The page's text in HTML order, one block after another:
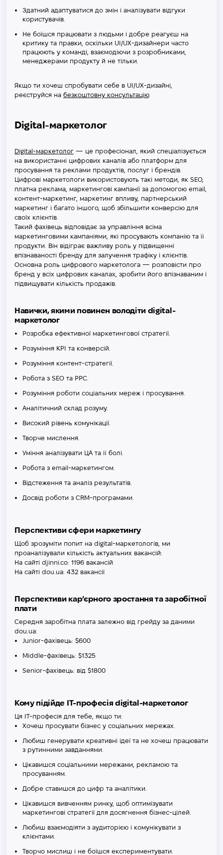
Здатний адаптуватися до змін і аналізувати відгуки
користувачів.
Не боїшся працювати з людьми і добре реагуєш на
критику та правки, оскільки UI/UX-дизайнери часто
працюють у команді, взаємодіючи з розробниками,
менеджерами продукту й не тільки.
Якщо ти хочеш спробувати себе в UI/UX-дизайні,
реєструйся на безкоштовну консультацію.
Digital-маркетолог
Digital-маркетолог — це професіонал, який спеціалізується
на використанні цифрових каналів або платформ для
просування та реклами продуктів, послуг і брендів.
Цифрові маркетологи використовують такі методи, як SEO,
платна реклама, маркетингові кампанії за допомогою email,
контент-маркетинг, маркетинг впливу, партнерський
маркетинг і багато іншого, щоб збільшити конверсію для
своїх клієнтів.
Такий фахівець відповідає за управління всіма
маркетинговими кампаніями, які просувають компанію та її
продукти. Він відіграє важливу роль у підвищенні
впізнаваності бренду для залучення трафіку і клієнтів.
Основна роль цифрового маркетолога — розповісти про
бренд у всіх цифрових каналах, зробити його впізнаваним і
підвищувати кількість продажів.
Навички, якими повинен володіти digital-
маркетолог
Розробка ефективної маркетингової стратегії.
Розуміння KPI та конверсій.
Розуміння контент-стратегії.
Робота з SEO та PPC.
Розуміння роботи соціальних мереж і просування.
Аналітичний склад розуму.
Високий рівень комунікації.
Творче мислення.
Уміння аналізувати ЦА та її болі.
Робота з email-маркетингом.
Відстеження та аналіз результатів.
Досвід роботи з CRM-програмами.
Перспективи сфери маркетингу
Щоб зрозуміти попит на digital-маркетологів, ми
проаналізували кількість актуальних вакансій:
На сайті djinni.co: 1196 вакансій
На сайті dou.ua: 432 вакансії
Перспективи кар’єрного зростання та заробітної
плати
Середня заробітна плата залежно від грейду за даними
dou.ua:
Junior-фахівець: $600
Middle-фахівець: $1325
Senior-фахівець: від $1800
Кому підійде IT-професія digital-маркетолог
Ця IT-професія для тебе, якщо ти:
Хочеш просувати бізнес у соціальних мережах.
Любиш генерувати креативні ідеї та не хочеш працювати
з рутинними завданнями.
Цікавишся соціальними мережами, рекламою та
просуванням.
Добре ставишся до цифр та аналітики.
Цікавишся вивченням ринку, щоб оптимізувати
маркетингові стратегії для досягнення бізнес-цілей.
Любиш взаємодіяти з аудиторією і комунікувати з
клієнтами.
Творчо мислиш і не боїшся експериментувати.